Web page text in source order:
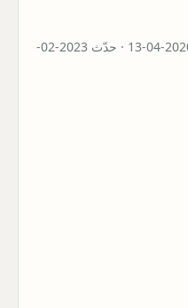
· 16 دقائق قراءة · نشر 2020-04-13 · حدّث 2023-02-